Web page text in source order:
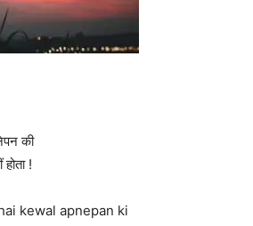
की
!
kewal apnepan ki